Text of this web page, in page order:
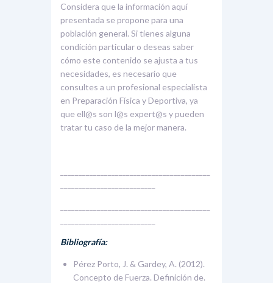
Considera que la información aquí
presentada se propone para una
población general. Si tienes alguna
condición particular o deseas saber
cómo este contenido se ajusta a tus
necesidades, es necesario que
consultes a un profesional especialista
en Preparación Física y Deportiva, ya
que ell@s son l@s expert@s y pueden
tratar tu caso de la mejor manera.
Bibliografía:
Pérez Porto, J. & Gardey, A. (2012).
Concepto de Fuerza. Definición de.